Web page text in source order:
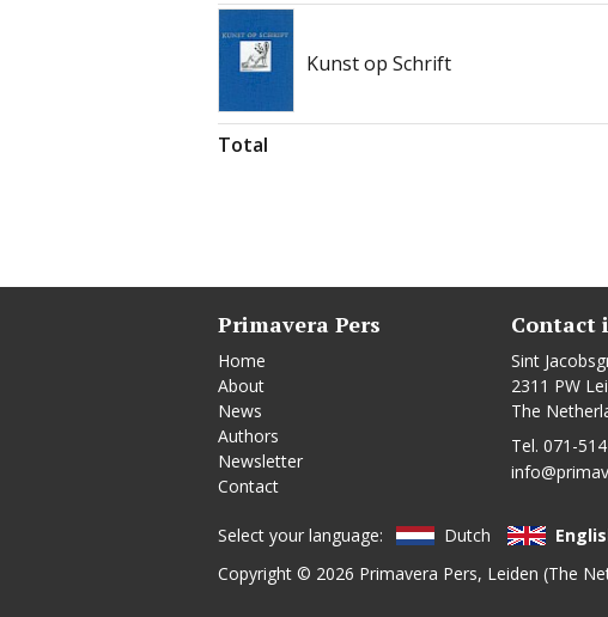
Kunst op Schrift
Total
Primavera Pers
Home
About
News
Authors
Newsletter
Contact
Contact
Sint
2311 PW
The
Tel. 071-
Select your language: Dutch
Copyright © 2026 Primavera Pers, Leiden (The